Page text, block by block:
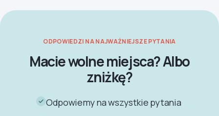
ODPOWIEDZI NA NAJWAŻNIEJSZE PYTANIA
Macie wolne miejsca? Albo
zniżkę?
Odpowiemy na wszystkie pytania